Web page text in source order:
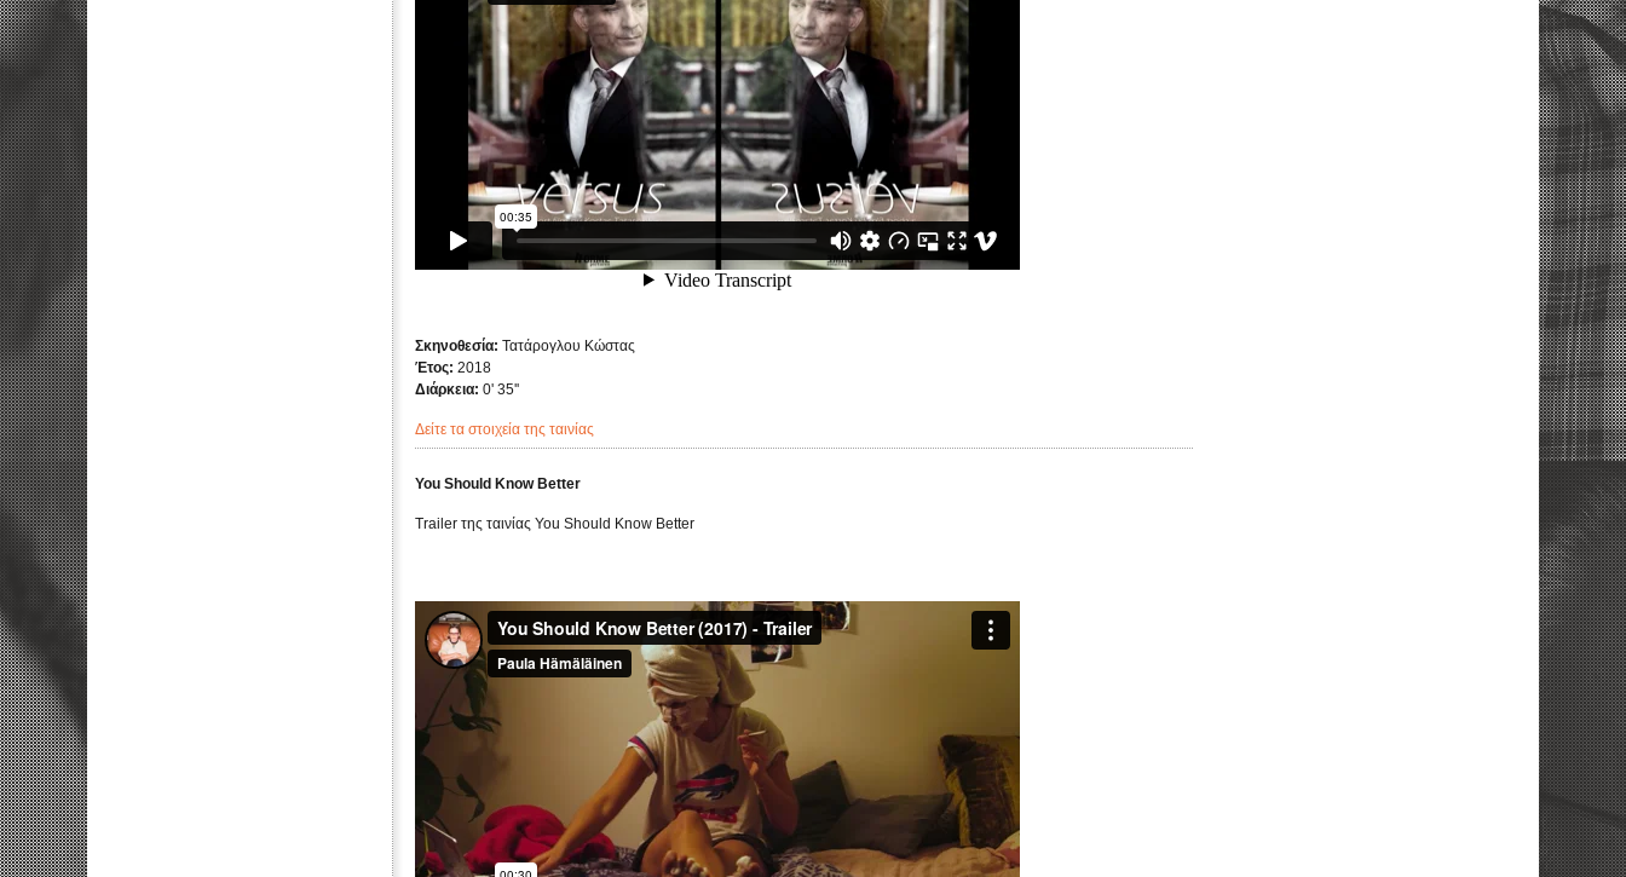
Σκηνοθεσία: Τατάρογλου Κώστας
Έτος: 2018
Διάρκεια: 0' 35''
Δείτε τα στοιχεία της ταινίας
You Should Know Better
Trailer της ταινίας You Should Know Better